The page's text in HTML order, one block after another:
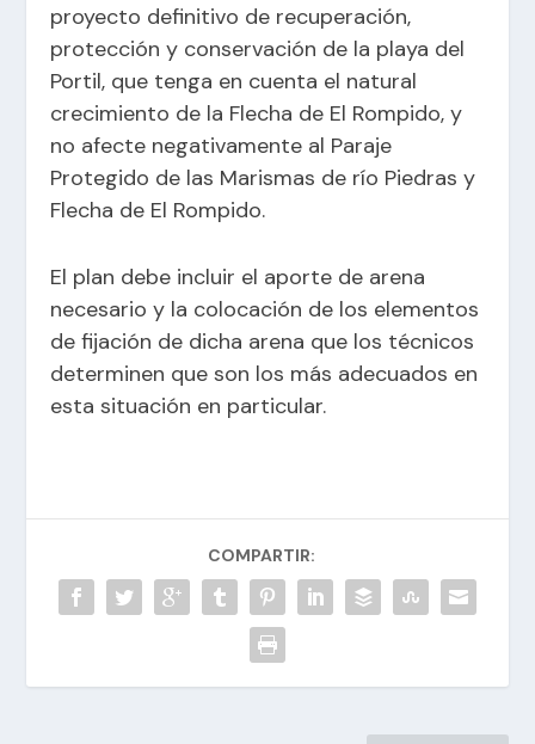
proyecto definitivo de recuperación,
protección y conservación de la playa del
Portil, que tenga en cuenta el natural
crecimiento de la Flecha de El Rompido, y
no afecte negativamente al Paraje
Protegido de las Marismas de río Piedras y
Flecha de El Rompido.
El plan debe incluir el aporte de arena
necesario y la colocación de los elementos
de fijación de dicha arena que los técnicos
determinen que son los más adecuados en
esta situación en particular.
COMPARTIR: